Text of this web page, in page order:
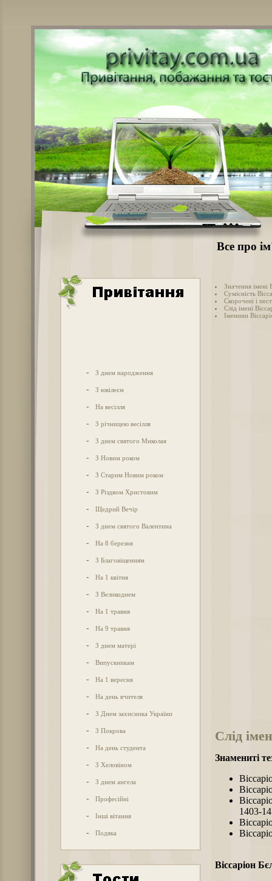
Все про
- З днем народження
- З ювілеєм
- На весілля
- З річницею весілля
- З днем святого Миколая
- З Новим роком
- З Старим Новим роком
- З Різдвом Христовим
- Щедрий Вечір
- З днем святого Валентина
- На 8 березня
- З Благовіщенням
- На 1 квітня
- З Великоднем
- На 1 травня
- На 9 травня
- З днем матері
- Випускникам
- На 1 вересня
- На день вчителя
- З Днем захисника України
- З Покрова
- На день студента
- З Хеловіном
- З днем ангела
- Професійні
- Інші вітання
- Подяка
Значення імені
Сумісність
Скорочені і
Слід імені
Іменини
Слід
Знамениті
1403-
Віссаріон